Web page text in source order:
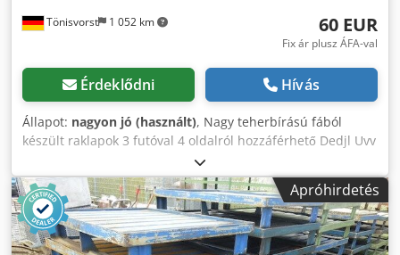
Tönisvorst 1 052 km 60 EUR
Fix ár plusz ÁFA-val
Érdeklődni Hívás
Állapot: nagyon jó (használt), Nagy teherbírású fából
készült raklapok 3 futóval 4 oldalról hozzáférhető Dedjl Uvv
Tepfx Abkock hossza 1680 mm szélesség 1250 mm deszka
vastagság 45 mm súly 82,5 kg többféle kapható
Apróhirdetés